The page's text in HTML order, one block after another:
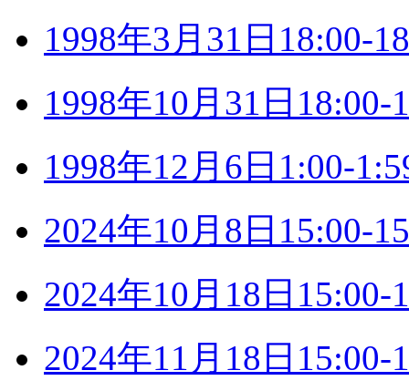
1998年3月31日18:00-
1998年10月31日
1998年12月6日1:00-
2024年10月8日15:00-
2024年10月18日
2024年11月18日